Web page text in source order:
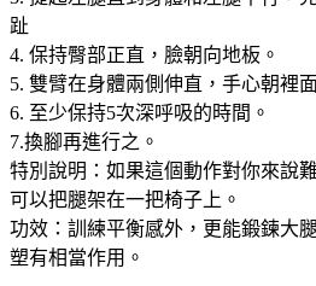
趾
4. 保持臀部正直，臉朝向地板。
5. 雙臂在身體兩側伸直，手心朝裡
6. 至少保持5次深呼吸的時間。
7.換腳再進行之。
特別說明：如果這個動作對你來說
可以把腿架在一把椅子上。
功效：訓練平衡感外，更能鍛鍊大
塑有相當作用。